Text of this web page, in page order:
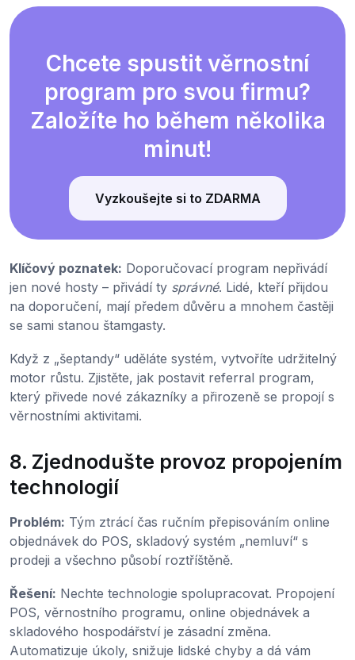
Chcete spustit věrnostní
program pro svou firmu?
Založíte ho během několika
minut!
Vyzkoušejte si to ZDARMA
Klíčový poznatek: Doporučovací program nepřivádí
jen nové hosty – přivádí ty správné. Lidé, kteří přijdou
na doporučení, mají předem důvěru a mnohem častěji
se sami stanou štamgasty.
Když z „šeptandy“ uděláte systém, vytvoříte udržitelný
motor růstu. Zjistěte, jak postavit referral program,
který přivede nové zákazníky a přirozeně se propojí s
věrnostními aktivitami.
8. Zjednodušte provoz propojením
technologií
Problém: Tým ztrácí čas ručním přepisováním online
objednávek do POS, skladový systém „nemluví“ s
prodeji a všechno působí roztříštěně.
Řešení: Nechte technologie spolupracovat. Propojení
POS, věrnostního programu, online objednávek a
skladového hospodářství je zásadní změna.
Automatizuje úkoly, snižuje lidské chyby a dá vám